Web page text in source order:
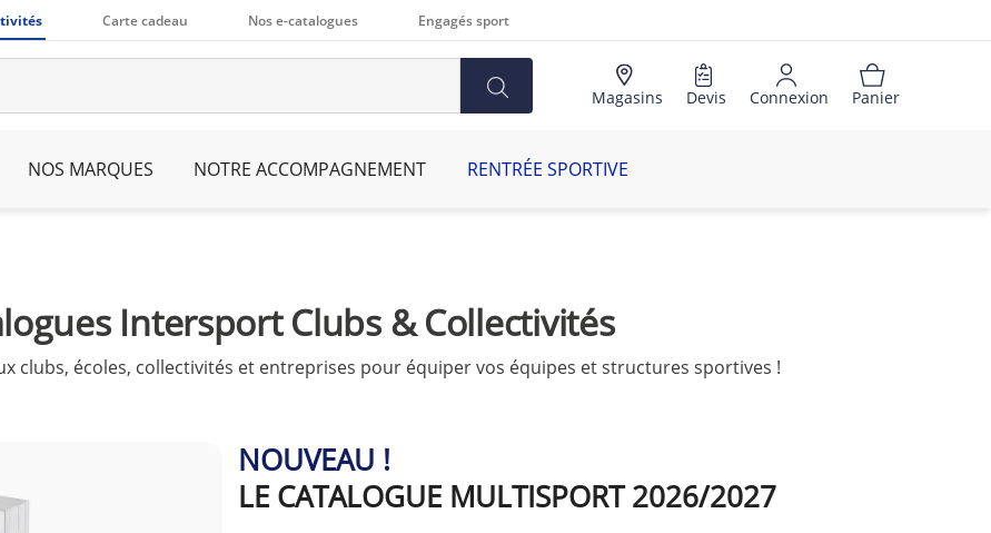
Carte cadeau Nos e-catalogues Engagés sport
Magasins Devis Connexion Panier
NOS MARQUES NOTRE ACCOMPAGNEMENT RENTRÉE SPORTIVE
Intersport Clubs & Collectivités
clubs, écoles, collectivités et entreprises pour équiper vos équipes et structures sportives !
NOUVEAU !
LE CATALOGUE MULTISPORT 2026/2027